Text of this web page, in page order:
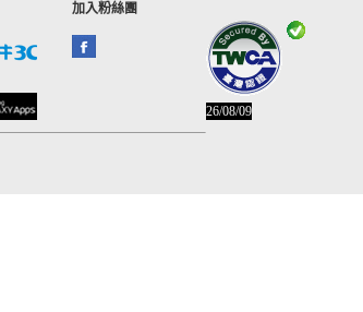
加入粉絲團
26/08/09